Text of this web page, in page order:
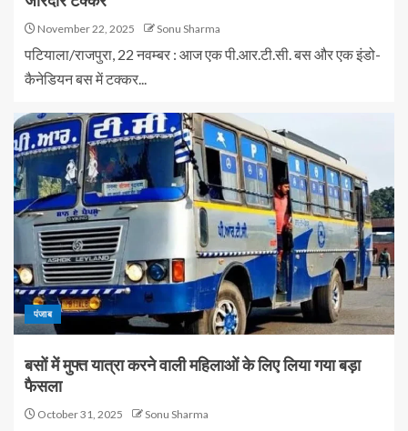
November 22, 2025 Sonu Sharma
पटियाला/राजपुरा, 22 नवम्बर : आज एक पी.आर.टी.सी. बस और एक इंडो-
कैनेडियन बस में टक्कर...
पंजाब
बसों में मुफ्त यात्रा करने वाली महिलाओं के लिए लिया गया बड़ा
फैसला
October 31, 2025 Sonu Sharma